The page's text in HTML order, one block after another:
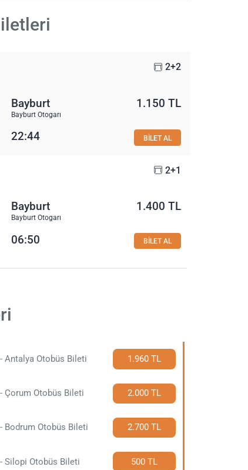
2+2
Bayburt
Bayburt Otogarı
1.150 TL
22:44 BİLET AL
2+1
Bayburt
Bayburt Otogarı
1.400 TL
06:50 BİLET AL
Antalya Otobüs Bileti 1.960 TL
Çorum Otobüs Bileti 2.000 TL
Bodrum Otobüs Bileti 2.700 TL
Silopi Otobüs Bileti 500 TL